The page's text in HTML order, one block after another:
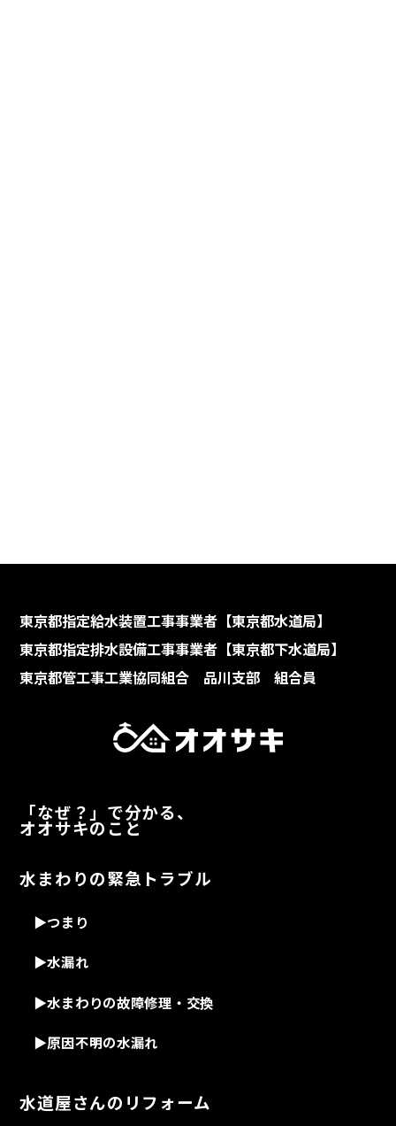
東京都指定給水装置工事事業者【東京都水道局】
東京都指定排水設備工事事業者【東京都下水道局】
東京都管工事工業協同組合 品川支部 組合員
「なぜ？」で分かる、
オオサキのこと
水まわりの緊急トラブル
▶つまり
▶水漏れ
▶水まわりの故障修理・交換
▶原因不明の水漏れ
水道屋さんのリフォーム